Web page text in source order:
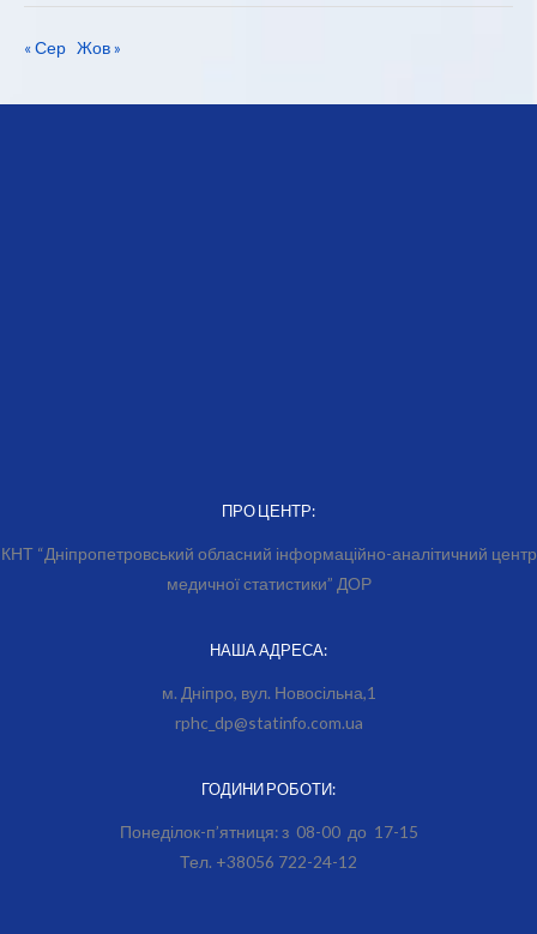
« Сер Жов »
ПРО ЦЕНТР:
КНТ “Дніпропетровський обласний інформаційно-аналітичний центр
медичної статистики” ДОР
НАША АДРЕСА:
м. Дніпро, вул. Новосільна,1
rphc_dp@statinfo.com.ua
ГОДИНИ РОБОТИ:
Понеділок-п’ятниця: з 08-00 до 17-15
Тел. +38056 722-24-12